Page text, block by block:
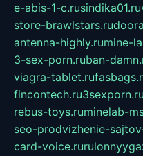
e-abis-1-c.rusindika01.ru
store-brawlstars.ru
antenna-highly.rumine-
3-sex-porn.ruban-
viagra-tablet.ru
fincontech.ru3sexporn.ru
rebus-toys.ruminelab-
seo-prodvizhenie-
card-voice.ru